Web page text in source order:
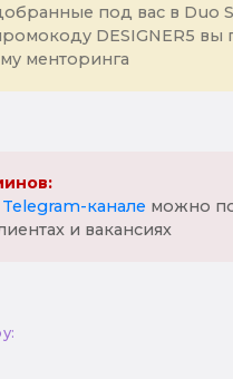
под вас в Duo
DESIGNER5 вы
менторинга
Telegram-канале можно
и вакансиях